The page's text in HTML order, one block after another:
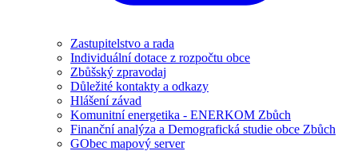
Zastupitelstvo a rada
Individuální dotace z rozpočtu obce
Zbůšský zpravodaj
Důležité kontakty a odkazy
Hlášení závad
Komunitní energetika - ENERKOM Zbůch
Finanční analýza a Demografická studie obce Zbůch
GObec mapový server